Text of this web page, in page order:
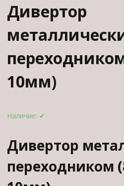
Дивертор
10мм)
Наличие: ✔
Дивертор
переходником